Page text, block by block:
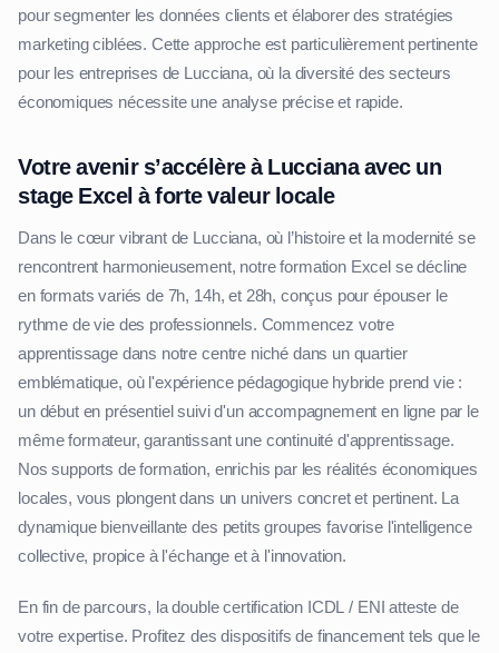
pour segmenter les données clients et élaborer des stratégies
marketing ciblées. Cette approche est particulièrement pertinente
pour les entreprises de Lucciana, où la diversité des secteurs
économiques nécessite une analyse précise et rapide.
Votre avenir s’accélère à Lucciana avec un
stage Excel à forte valeur locale
Dans le cœur vibrant de Lucciana, où l’histoire et la modernité se
rencontrent harmonieusement, notre formation Excel se décline
en formats variés de 7h, 14h, et 28h, conçus pour épouser le
rythme de vie des professionnels. Commencez votre
apprentissage dans notre centre niché dans un quartier
emblématique, où l'expérience pédagogique hybride prend vie :
un début en présentiel suivi d'un accompagnement en ligne par le
même formateur, garantissant une continuité d'apprentissage.
Nos supports de formation, enrichis par les réalités économiques
locales, vous plongent dans un univers concret et pertinent. La
dynamique bienveillante des petits groupes favorise l'intelligence
collective, propice à l'échange et à l'innovation.
En fin de parcours, la double certification ICDL / ENI atteste de
votre expertise. Profitez des dispositifs de financement tels que le